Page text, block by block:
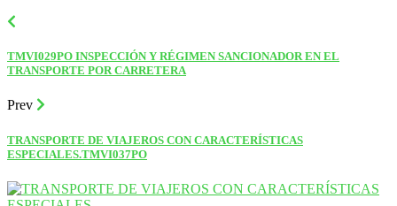
TMVI029PO INSPECCIÓN Y RÉGIMEN SANCIONADOR EN EL
TRANSPORTE POR CARRETERA
Prev
TRANSPORTE DE VIAJEROS CON CARACTERÍSTICAS
ESPECIALES.TMVI037PO